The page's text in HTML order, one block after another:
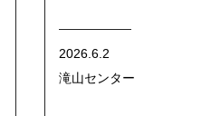
2026.6.2
滝山センター